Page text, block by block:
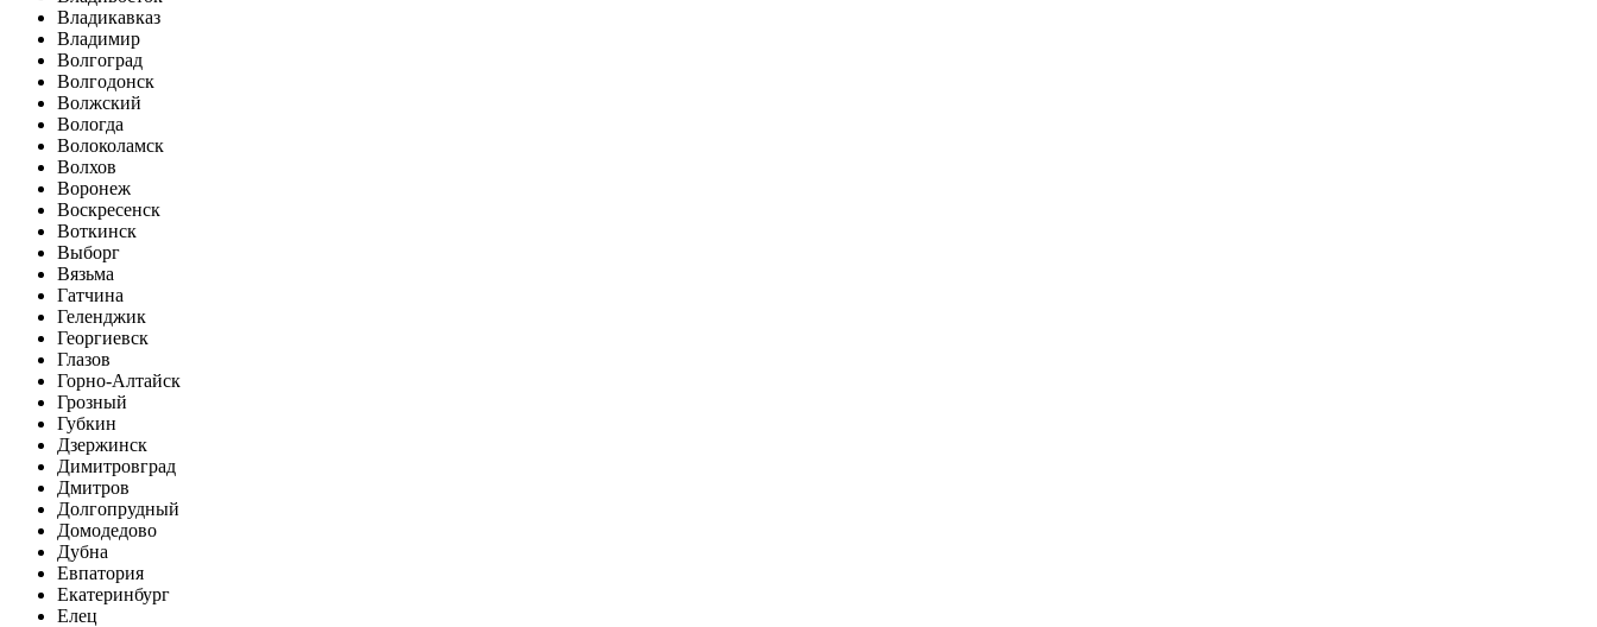
Владикавказ
Владимир
Волгоград
Волгодонск
Волжский
Вологда
Волоколамск
Волхов
Воронеж
Воскресенск
Воткинск
Выборг
Вязьма
Гатчина
Геленджик
Георгиевск
Глазов
Горно-Алтайск
Грозный
Губкин
Дзержинск
Димитровград
Дмитров
Долгопрудный
Домодедово
Дубна
Евпатория
Екатеринбург
Елец